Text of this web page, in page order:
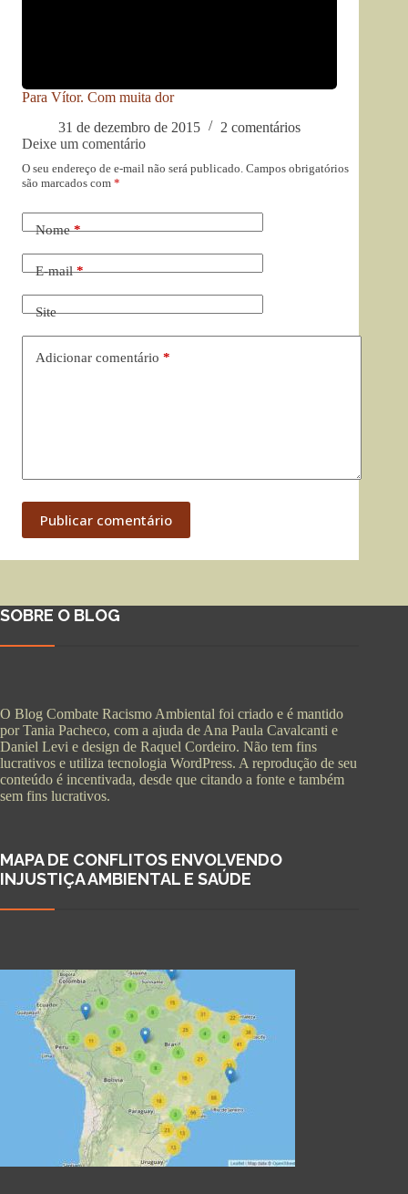
Para Vítor. Com muita dor
31 de dezembro de 2015
2 comentários
Deixe um comentário
O seu endereço de e-mail não será publicado. Campos obrigatórios
são marcados com *
Nome*
E-mail*
Site
Adicionar comentário *
Publicar comentário
SOBRE O BLOG
O Blog Combate Racismo Ambiental foi criado e é mantido
por Tania Pacheco, com a ajuda de Ana Paula Cavalcanti e
Daniel Levi e design de Raquel Cordeiro. Não tem fins
lucrativos e utiliza tecnologia WordPress. A reprodução de seu
conteúdo é incentivada, desde que citando a fonte e também
sem fins lucrativos.
MAPA DE CONFLITOS ENVOLVENDO
INJUSTIÇA AMBIENTAL E SAÚDE